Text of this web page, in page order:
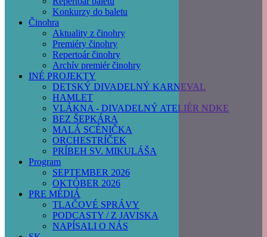
Konkurzy do baletu
Činohra
Aktuality z činohry
Premiéry činohry
Repertoár činohry
Archív premiér činohry
INÉ PROJEKTY
DETSKÝ DIVADELNÝ KARNEVAL
HAMLET
VLÁKNA - DIVADELNÝ ATELIÉR NDKE
BEZ ŠEPKÁRA
MALÁ SCÉNIČKA
ORCHESTRÍČEK
PRÍBEH SV. MIKULÁŠA
Program
SEPTEMBER 2026
OKTÓBER 2026
PRE MÉDIÁ
TLAČOVÉ SPRÁVY
PODCASTY / Z JAVISKA
NAPÍSALI O NÁS